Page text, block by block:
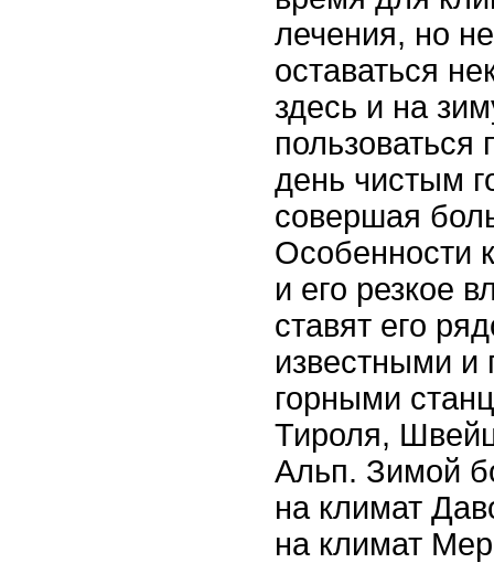
лечения, но
оставаться
здесь и на
пользоваться
день чистым
совершая
Особенности
и его резкое
ставят его
известными
горными
Тироля,
Альп. Зимой
на климат
на климат